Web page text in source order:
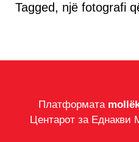
Tagged, një fotografi
Платформата
Центарот за Еднакви